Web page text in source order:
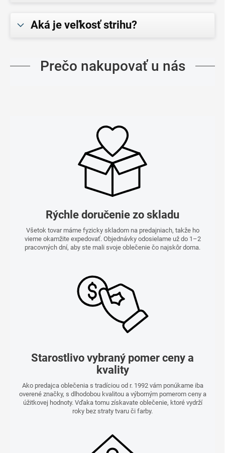
Aká je veľkosť strihu?
Prečo nakupovať u nás
Rýchle doručenie zo skladu
Všetok tovar máme fyzicky skladom na predajniach, takže ho
vieme okamžite expedovať. Objednávky odosielame už do 1–2
pracovných dní, aby ste mali svoje oblečenie čo najskôr doma.
Starostlivo vybraný pomer ceny a
kvality
Ako predajca oblečenia s tradíciou od r. 1992 vám ponúkame iba
overené značky, s dlhodobou kvalitou a výborným pomerom ceny a
úžitkovej hodnoty. Vďaka tomu získavate oblečenie, ktoré vydrží
roky bez straty tvaru či farby.